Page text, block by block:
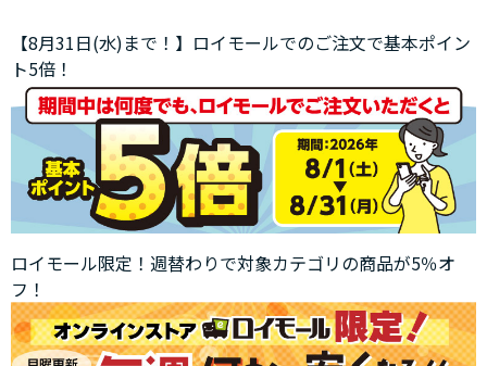
【8月31日(水)まで！】ロイモールでのご注文で基本ポイン
ト5倍！
ロイモール限定！週替わりで対象カテゴリの商品が5％オ
フ！